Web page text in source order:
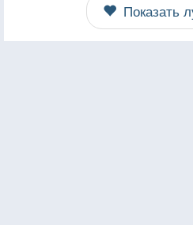
Показать